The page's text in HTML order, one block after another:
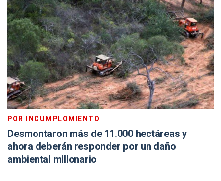
POR INCUMPLOMIENTO
Desmontaron más de 11.000 hectáreas y
ahora deberán responder por un daño
ambiental millonario